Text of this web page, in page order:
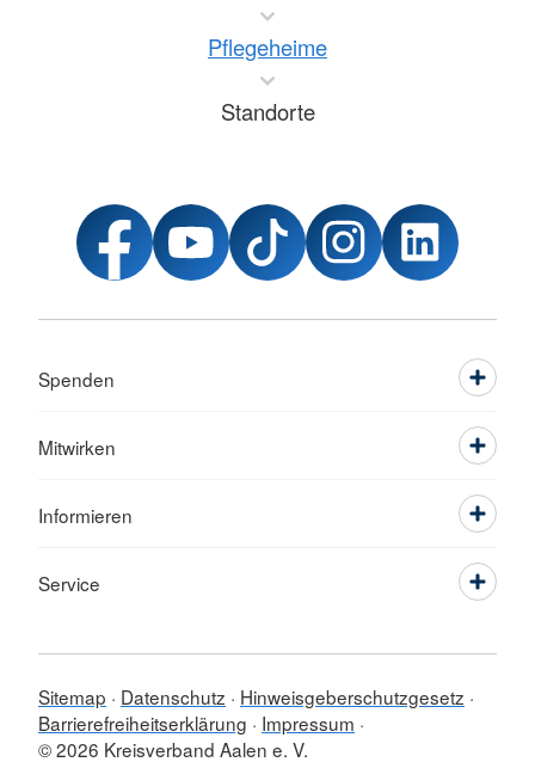
Pflegeheime
Standorte
Spenden
Mitwirken
Informieren
Service
Sitemap Datenschutz
Hinweisgeberschutzgesetz
Barrierefreiheitserklärung
Impressum
© 2026 Kreisverband Aalen e. V.